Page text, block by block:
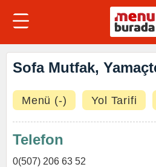
Sofa Mutfak,
Menü (-) Yol Tarifi
Telefon
0(507) 206 63 52